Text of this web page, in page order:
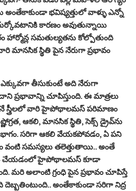
అంతేకాకుండా భవిష్యత్తులో వాళ్ళు ఎన్నో
కారణం అవుతున్నాయి
హార్మోన్ల సమతుల్యతను కోల్పోతుంది
మానసిక స్థితి పైన నేరుగా ప్రభావం
తీసుకుంటే అది నేరుగా
ప్రభావాన్ని చూపిస్తుంది. ఈ మాత్రలు
స్త్రీలలో వారి హైపోథాలమస్ పరిమాణం
ఆకలి, మానసిక స్థితి, సెక్స్ డ్రైవ్‌ను
సరిగా ఆకలి వేయకపోవడం, ఏ పని
వంటి సమస్యలు తలెత్తుతాయి.. అంతే
చేయడంలో హైపోథాలమస్ కూడా
మరి అలాంటి గ్రంధి పైన ప్రభావం చూపిస్తే
దెబ్బతింటుంది.. అంతేకాకుండా సరిగా నిద్ర